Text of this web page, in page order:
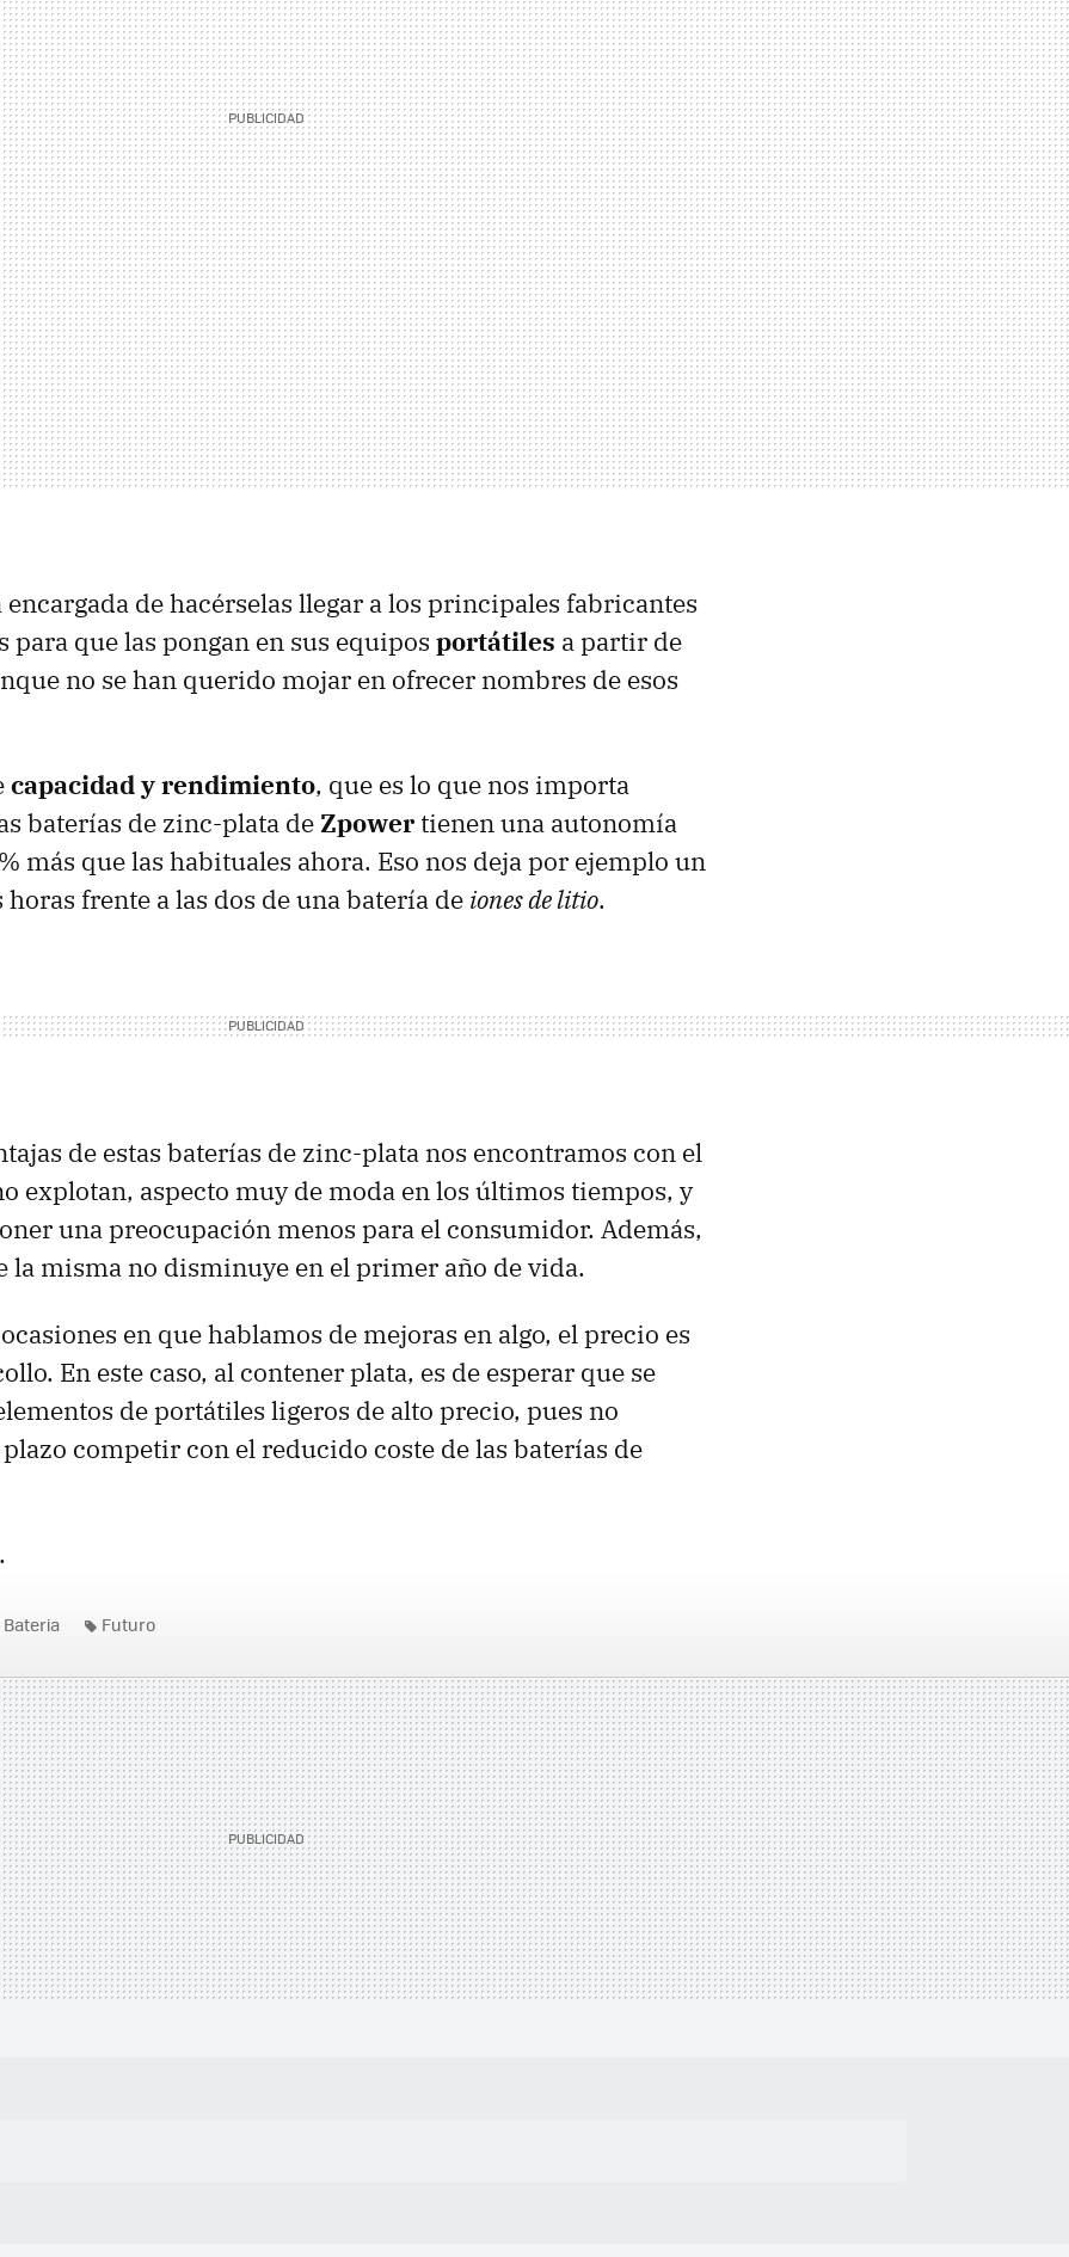
encargada de hacérselas llegar a los principales fabricantes
para que las pongan en sus equipos portátiles a partir de
no se han querido mojar en ofrecer nombres de esos
capacidad y rendimiento, que es lo que nos importa
baterías de zinc-plata de Zpower tienen una autonomía
más que las habituales ahora. Eso nos deja por ejemplo un
horas frente a las dos de una batería de iones de litio.
de estas baterías de zinc-plata nos encontramos con el
explotan, aspecto muy de moda en los últimos tiempos, y
una preocupación menos para el consumidor. Además,
la misma no disminuye en el primer año de vida.
en que hablamos de mejoras en algo, el precio es
En este caso, al contener plata, es de esperar que se
de portátiles ligeros de alto precio, pues no
competir con el reducido coste de las baterías de
.
Bateria Futuro